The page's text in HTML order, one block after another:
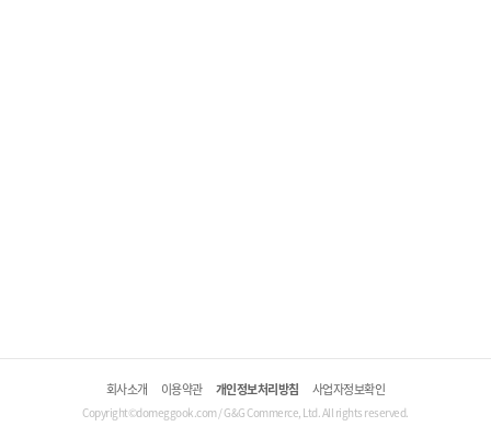
회사소개 이용약관 개인정보처리방침 사업자정보확인
Copyright©domeggook.com / G&G Commerce, Ltd. All rights reserved.